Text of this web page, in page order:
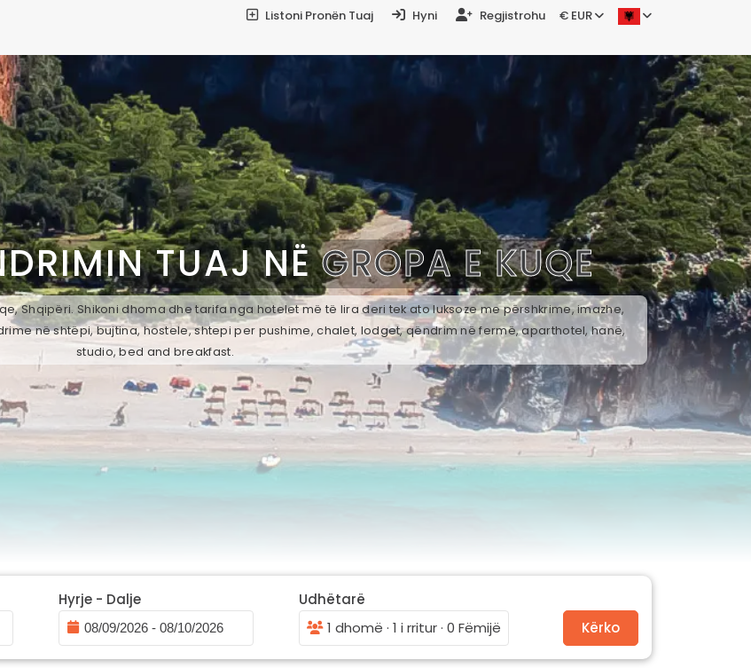
Listoni Pronën Tuaj Hyni Regjistrohu € EUR
TUAJ NËGROPA E KUQE
Shqipëri. Shikoni dhoma dhe tarifa nga hotelet më të lira deri tek ato luksoze me përshkrime, imazhe,
në shtëpi, bujtina, hostele, shtepi per pushime, chalet, lodget, qëndrim në fermë, aparthotel, hanë,
studio, bed and breakfast.
Hyrje - Dalje
Udhëtarë
1 dhomë · 1 i rritur · 0 Fëmijë
Kërko